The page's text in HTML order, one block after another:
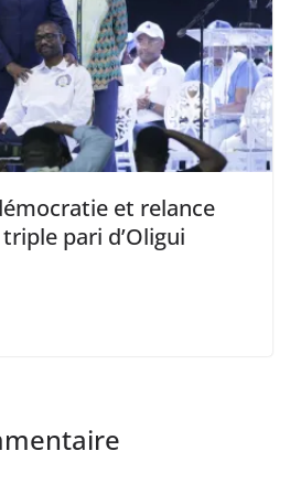
et relance
pari d’Oligui